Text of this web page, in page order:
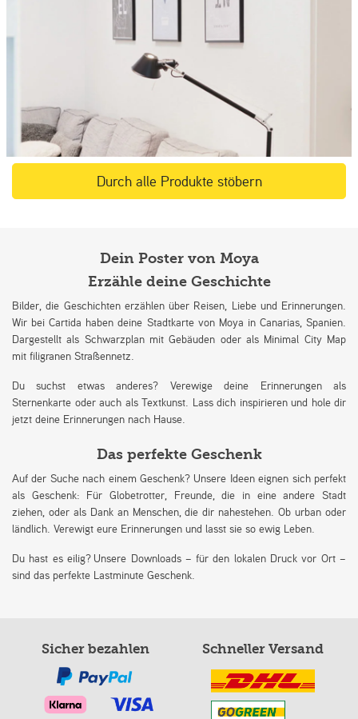
Durch alle Produkte stöbern
Dein Poster von Moya
Erzähle deine Geschichte
Bilder, die Geschichten erzählen über Reisen, Liebe und Erinnerungen.
Wir bei Cartida haben deine Stadtkarte von Moya in Canarias, Spanien.
Dargestellt als Schwarzplan mit Gebäuden oder als Minimal City Map
mit filigranen Straßennetz.
Du suchst etwas anderes? Verewige deine Erinnerungen als
Sternenkarte oder auch als Textkunst. Lass dich inspirieren und hole dir
jetzt deine Erinnerungen nach Hause.
Das perfekte Geschenk
Auf der Suche nach einem Geschenk? Unsere Ideen eignen sich perfekt
als Geschenk: Für Globetrotter, Freunde, die in eine andere Stadt
ziehen, oder als Dank an Menschen, die dir nahestehen. Ob urban oder
ländlich. Verewigt eure Erinnerungen und lasst sie so ewig Leben.
Du hast es eilig? Unsere Downloads – für den lokalen Druck vor Ort –
sind das perfekte Lastminute Geschenk.
Sicher bezahlen Schneller Versand